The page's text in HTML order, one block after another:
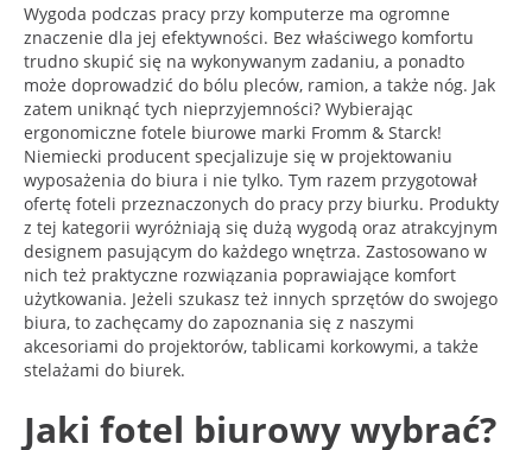
Wygoda podczas pracy przy komputerze ma ogromne
znaczenie dla jej efektywności. Bez właściwego komfortu
trudno skupić się na wykonywanym zadaniu, a ponadto
może doprowadzić do bólu pleców, ramion, a także nóg. Jak
zatem uniknąć tych nieprzyjemności? Wybierając
ergonomiczne fotele biurowe marki Fromm & Starck!
Niemiecki producent specjalizuje się w projektowaniu
wyposażenia do biura i nie tylko. Tym razem przygotował
ofertę foteli przeznaczonych do pracy przy biurku. Produkty
z tej kategorii wyróżniają się dużą wygodą oraz atrakcyjnym
designem pasującym do każdego wnętrza. Zastosowano w
nich też praktyczne rozwiązania poprawiające komfort
użytkowania. Jeżeli szukasz też innych sprzętów do swojego
biura, to zachęcamy do zapoznania się z naszymi
akcesoriami do projektorów, tablicami korkowymi, a także
stelażami do biurek.
Jaki fotel biurowy wybrać?